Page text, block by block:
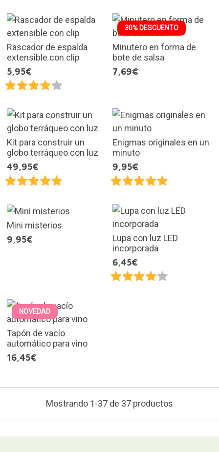
Rascador de espalda
extensible con clip
5,95€
30% DESCUENTO
Minutero en forma de
bote de salsa
7,69€
Kit para construir un
globo terráqueo con luz
49,95€
Enigmas originales en un
minuto
9,95€
Mini misterios
9,95€
Lupa con luz LED
incorporada
6,45€
NOVEDAD
Tapón de vacío
automático para vino
16,45€
Mostrando 1-37 de 37 productos